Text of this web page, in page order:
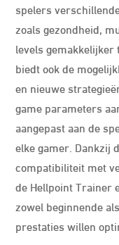
spelers
zoals gezondheid,
levels
biedt ook de
en nieuwe
game parameters
aangepast aan de
elke gamer. Dankzij
compatibiliteit met
de Hellpoint Trainer
zowel beginnende
prestaties willen